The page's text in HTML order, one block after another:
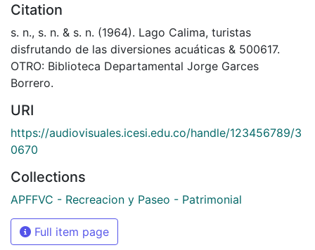
Citation
s. n., s. n. & s. n. (1964). Lago Calima, turistas
disfrutando de las diversiones acuáticas & 500617.
OTRO: Biblioteca Departamental Jorge Garces
Borrero.
URI
https://audiovisuales.icesi.edu.co/handle/123456789/3
0670
Collections
APFFVC - Recreacion y Paseo - Patrimonial
Full item page